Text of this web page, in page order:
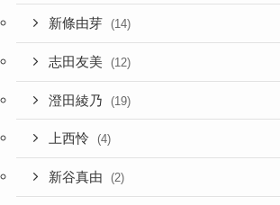
新條由芽 (14)
志田友美 (12)
澄田綾乃 (19)
上西怜 (4)
新谷真由 (2)